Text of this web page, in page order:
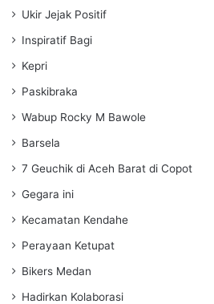
Ukir Jejak Positif
Inspiratif Bagi
Kepri
Paskibraka
Wabup Rocky M Bawole
Barsela
7 Geuchik di Aceh Barat di Copot
Gegara ini
Kecamatan Kendahe
Perayaan Ketupat
Bikers Medan
Hadirkan Kolaborasi